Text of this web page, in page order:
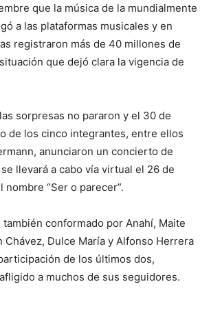
que la música de la mundialmente
a las plataformas musicales y en
registraron más de 40 millones de
que dejó clara la vigencia de
sorpresas no pararon y el 30 de
de los cinco integrantes, entre ellos
anunciaron un concierto de
llevará a cabo vía virtual el 26 de
“Ser o parecer”.
conformado por Anahí, Maite
Chávez, Dulce María y Alfonso Herrera
de los últimos dos,
a muchos de sus seguidores.